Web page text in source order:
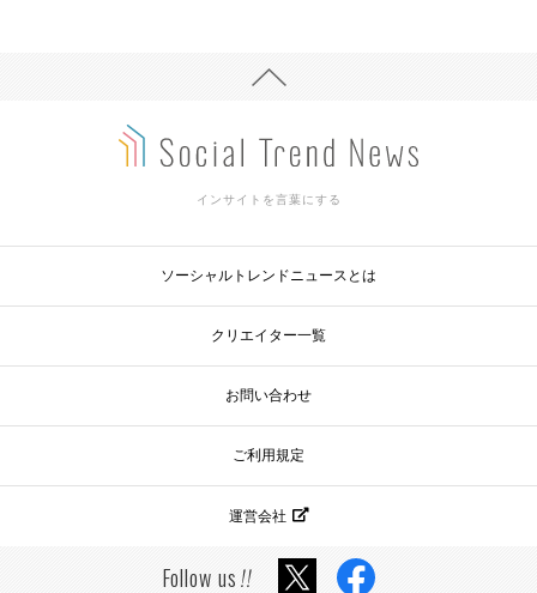
インサイトを言葉にする
ソーシャルトレンドニュースとは
クリエイター一覧
お問い合わせ
ご利用規定
運営会社
Follow us!!